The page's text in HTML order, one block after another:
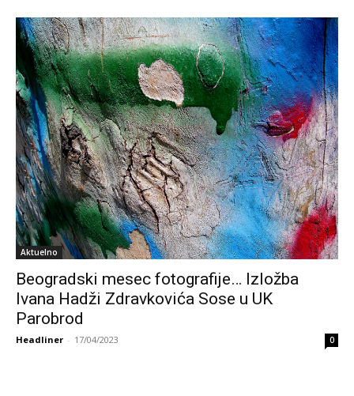
Aktuelno
Beogradski mesec fotografije… Izložba
Ivana Hadži Zdravkovića Sose u UK
Parobrod
Headliner - 17/04/2023 0